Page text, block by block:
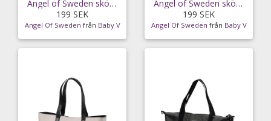
Angel of Sweden skötväska Stockholm, svart/vit
199 SEK
Angel Of Sweden från Baby V
Angel of Sweden skötväska Stockholm,
199 SEK
Angel Of Sweden från Baby V